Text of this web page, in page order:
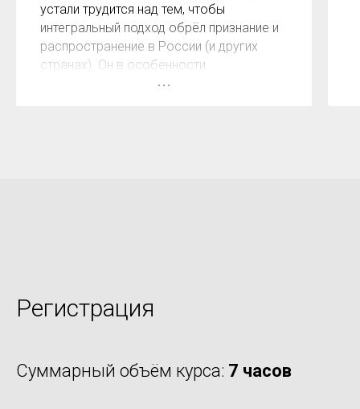
устали трудится над тем, чтобы
интегральный подход обрёл признание и
распространение в России (и других
странах). Он в особенности
способствовал этому своими
Регистрация
Суммарный объём курса: 7 часов